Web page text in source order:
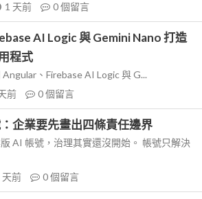
1 天前 0個留言
AI Logic 與 Gemini Nano 打造
程式
、Firebase AI Logic 與 G...
前 0個留言
企業要先畫出四條責任邊界
AI 帳號，治理其實還沒開始。 帳號只解決
天前 0個留言